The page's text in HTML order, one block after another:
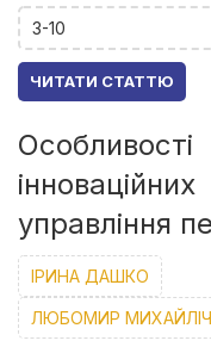
3-10
ЧИТАТИ СТАТТЮ
управління
ІРИНА ДАШКО
ЛЮБОМИР